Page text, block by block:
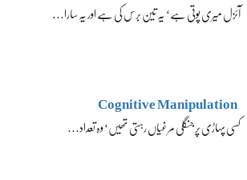
آئزل میری پوتی ہے‘ یہ تین برس کی ہے اور یہ سارا…
Cognitive Manipulation
کسی پہاڑی پر جنگلی مرغیاں رہتی تھیں‘ وہ تعداد…